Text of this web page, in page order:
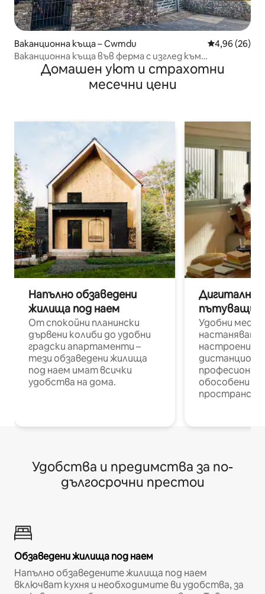
Ваканционна къща – Cwmdu Средна
4,96 (26)
Ваканционна къща във ферма с изглед към
планинатаДомашен уют и страхотни
месечни цени
Напълно обзаведени
жилища под наем
От спокойни планински
дървени колиби до удобни
градски апартаменти –
тези обзаведени жилища
под наем имат всички
удобства на дома.
Дигитални
пътуващи
Удобни
настаняване
настроени и
обособени
Удобства и предимства за по-
дългосрочни престои
Обзаведени жилища под наем
Напълно обзаведените жилища под наем
включват кухня и необходимите ви удобства, за